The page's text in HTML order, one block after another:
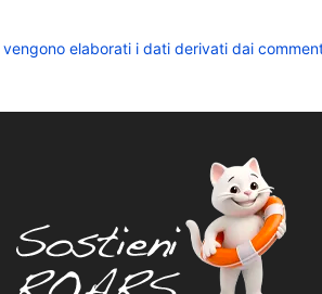
elaborati i dati derivati dai